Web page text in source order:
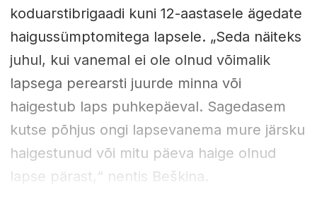
koduarstibrigaadi kuni 12-aastasele ägedate
haigussümptomitega lapsele. „Seda näiteks
juhul, kui vanemal ei ole olnud võimalik
lapsega perearsti juurde minna või
haigestub laps puhkepäeval. Sagedasem
kutse põhjus ongi lapsevanema mure järsku
haigestunud või mitu päeva haige olnud
lapse pärast,“ nentis Beškina.